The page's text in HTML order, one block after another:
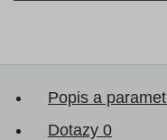
Popis a
Dotazy 0